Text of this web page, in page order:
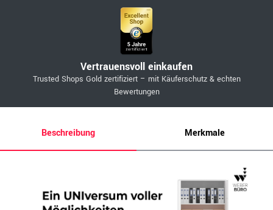
Vertrauensvoll einkaufen
Trusted Shops Gold zertifiziert – mit Käuferschutz & echten
Bewertungen
Beschreibung Merkmale